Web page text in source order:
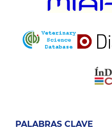
PALABRAS CLAVE